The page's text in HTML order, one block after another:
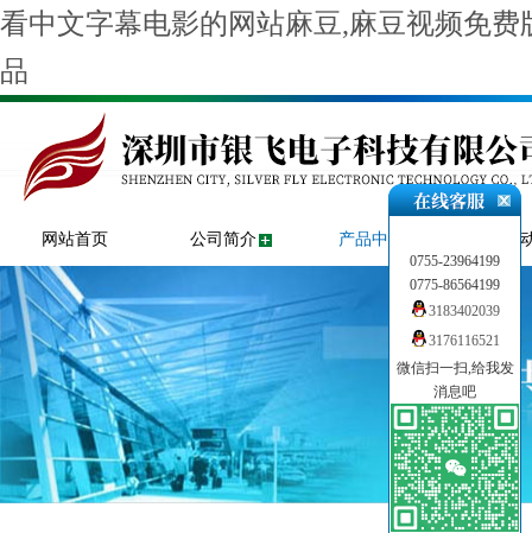
看中文字幕电影的网站麻豆,麻豆视频免
品
网站首页 公司简介 产品中心 新闻
0755-23964199
0775-86564199
3183402039
3176116521
微信扫一扫,给我发
消息吧